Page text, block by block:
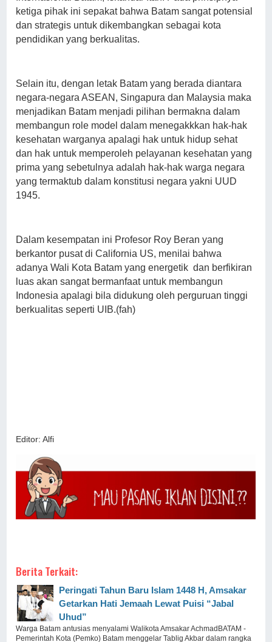
ketiga pihak ini sepakat bahwa Batam sangat potensial
dan strategis untuk dikembangkan sebagai kota
pendidikan yang berkualitas.
Selain itu, dengan letak Batam yang berada diantara
negara-negara ASEAN, Singapura dan Malaysia maka
menjadikan Batam menjadi pilihan bermakna dalam
membangun role model dalam menegakkkan hak-hak
kesehatan warganya apalagi hak untuk hidup sehat
dan hak untuk memperoleh pelayanan kesehatan yang
prima yang sebetulnya adalah hak-hak warga negara
yang termaktub dalam konstitusi negara yakni UUD
1945.
Dalam kesempatan ini Profesor Roy Beran yang
berkantor pusat di California US, menilai bahwa
adanya Wali Kota Batam yang energetik dan berfikiran
luas akan sangat bermanfaat untuk membangun
Indonesia apalagi bila didukung oleh perguruan tinggi
berkualitas seperti UIB.(fah)
Editor: Alfi
Berita Terkait:
Peringati Tahun Baru Islam 1448 H, Amsakar
Getarkan Hati Jemaah Lewat Puisi “Jabal
Uhud”
Warga Batam antusias menyalami Walikota Amsakar AchmadBATAM -
Pemerintah Kota (Pemko) Batam menggelar Tablig Akbar dalam rangka